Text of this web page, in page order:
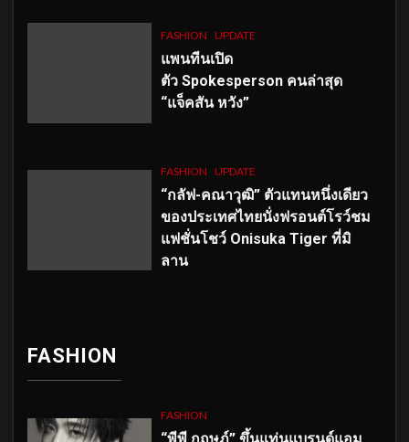
FASHION UPDATE
แพนทีนเปิด
ตัว Spokesperson คนล่าสุด
“แจ็คสัน หวัง”
FASHION UPDATE
“กลัฟ-คณาวุฒิ” ตัวแทนหนึ่งเดียว
ของประเทศไทยนั่งฟรอนต์โรว์ชม
แฟชั่นโชว์ Onisuka Tiger ที่มิ
ลาน
FASHION
FASHION
“พีพี กฤษฏ์” ขึ้นแท่นแบรนด์แอม